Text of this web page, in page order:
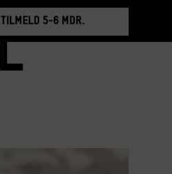
BOOK RUNDVISNING
TILMELD 5-6 MDR.
BOOK RUNDVISNING